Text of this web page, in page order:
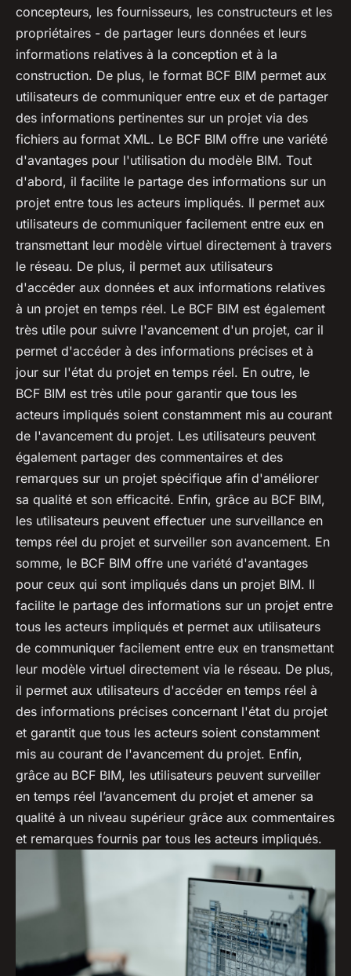
concepteurs, les fournisseurs, les constructeurs et les
propriétaires - de partager leurs données et leurs
informations relatives à la conception et à la
construction. De plus, le format BCF BIM permet aux
utilisateurs de communiquer entre eux et de partager
des informations pertinentes sur un projet via des
fichiers au format XML. Le BCF BIM offre une variété
d'avantages pour l'utilisation du modèle BIM. Tout
d'abord, il facilite le partage des informations sur un
projet entre tous les acteurs impliqués. Il permet aux
utilisateurs de communiquer facilement entre eux en
transmettant leur modèle virtuel directement à travers
le réseau. De plus, il permet aux utilisateurs
d'accéder aux données et aux informations relatives
à un projet en temps réel. Le BCF BIM est également
très utile pour suivre l'avancement d'un projet, car il
permet d'accéder à des informations précises et à
jour sur l'état du projet en temps réel. En outre, le
BCF BIM est très utile pour garantir que tous les
acteurs impliqués soient constamment mis au courant
de l'avancement du projet. Les utilisateurs peuvent
également partager des commentaires et des
remarques sur un projet spécifique afin d'améliorer
sa qualité et son efficacité. Enfin, grâce au BCF BIM,
les utilisateurs peuvent effectuer une surveillance en
temps réel du projet et surveiller son avancement. En
somme, le BCF BIM offre une variété d'avantages
pour ceux qui sont impliqués dans un projet BIM. Il
facilite le partage des informations sur un projet entre
tous les acteurs impliqués et permet aux utilisateurs
de communiquer facilement entre eux en transmettant
leur modèle virtuel directement via le réseau. De plus,
il permet aux utilisateurs d'accéder en temps réel à
des informations précises concernant l'état du projet
et garantit que tous les acteurs soient constamment
mis au courant de l'avancement du projet. Enfin,
grâce au BCF BIM, les utilisateurs peuvent surveiller
en temps réel l’avancement du projet et amener sa
qualité à un niveau supérieur grâce aux commentaires
et remarques fournis par tous les acteurs impliqués.